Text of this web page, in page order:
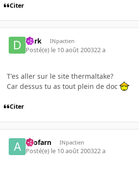
Citer
Dark INpactien
Posté(e) le 10 août 200322 a
T'es aller sur le site thermaltake?
Car dessus tu as tout plein de doc
Citer
Arofarn INpactien
Posté(e) le 10 août 200322 a